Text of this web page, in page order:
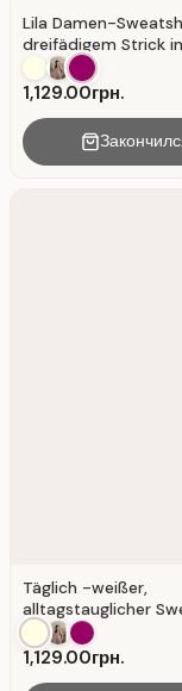
Lila Damen-
dreifädigem Strick
lockerer Passform.
1,129.00грн.
Täglich -weißer,
alltagstauglicher
ohne Kapuze aus
dreifädigem Strick.
Milchsäure
1,129.00грн.